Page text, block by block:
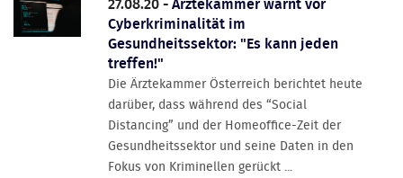
27.08.20 -Ärztekammer warnt vor
Cyberkriminalität im
Gesundheitssektor: "Es kann jeden
treffen!"
Die Ärztekammer Österreich berichtet heute
darüber, dass während des “Social
Distancing” und der Homeoffice-Zeit der
Gesundheitssektor und seine Daten in den
Fokus von Kriminellen gerückt ...